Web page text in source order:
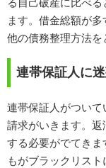
る自己破産に比べ
ます。借金総額が多
他の債務整理方法を
連帯保証人に
連帯保証人がつい
請求がいきます。
する必要がでてき
もがブラックリス